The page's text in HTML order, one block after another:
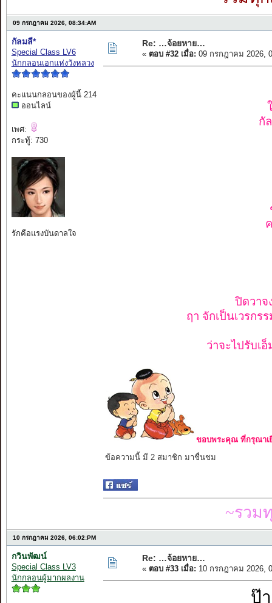
09 กรกฎาคม 2026, 08:34:AM
กัลมลี*
Special Class LV6
นักกลอนเอกแห่งวังหลวง
คะแนนกลอนของผู้นี้ 214
ออนไลน์
เพศ:
กระทู้: 730
รักคือแรงบันดาลใจ
Re: …จ้อยหาย…
« ตอบ #32 เมื่อ: 09 กรกฎาคม 2026,
กั
ปิดวาจ
ฤา จักเป็นเวรกร
ว่าจะไปรับเ
ขอบพระคุณ ที่กรุณาเ
ข้อความนี้ มี 2 สมาชิก มาชื่นชม
~รวม
10 กรกฎาคม 2026, 06:02:PM
กวินพัฒน์
Special Class LV3
นักกลอนผู้มากผลงาน
Re: …จ้อยหาย…
« ตอบ #33 เมื่อ: 10 กรกฎาคม 2026,
ป๊